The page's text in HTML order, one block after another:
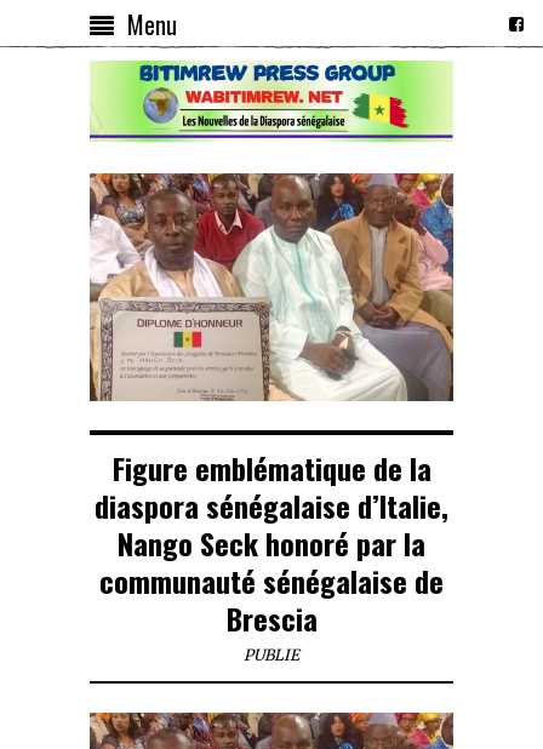
Menu
Figure emblématique de la
diaspora sénégalaise d’Italie,
Nango Seck honoré par la
communauté sénégalaise de
Brescia
PUBLIE